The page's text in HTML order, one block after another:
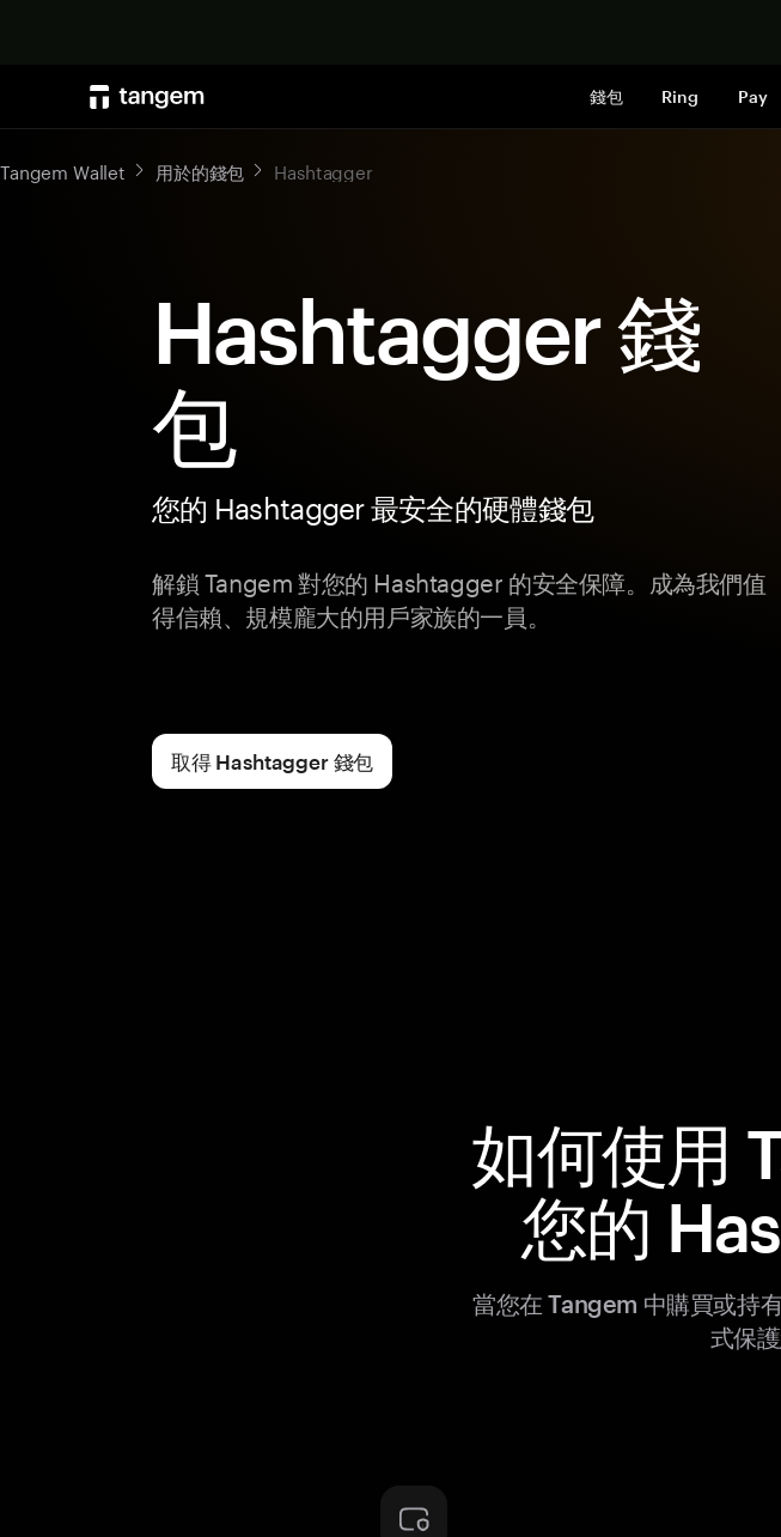
錢包 Ring Pay
Tangem Wallet 用於的錢包 Hashtagger
Hashtagger 錢
包
您的 Hashtagger 最安全的硬體錢包
解鎖 Tangem 對您的 Hashtagger 的安全保障。成為我們值
得信賴、規模龐大的用戶家族的一員。
取得 Hashtagger 錢包
如何使用
您的
當您在 Tangem 中購買或持
式保